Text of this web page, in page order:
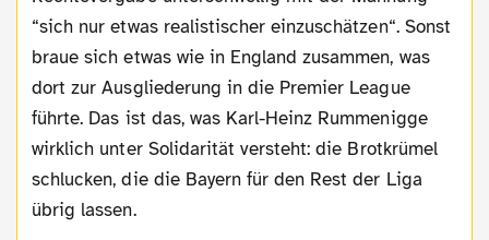
“sich nur etwas realistischer einzuschätzen“. Sonst
braue sich etwas wie in England zusammen, was
dort zur Ausgliederung in die Premier League
führte. Das ist das, was Karl-Heinz Rummenigge
wirklich unter Solidarität versteht: die Brotkrümel
schlucken, die die Bayern für den Rest der Liga
übrig lassen.